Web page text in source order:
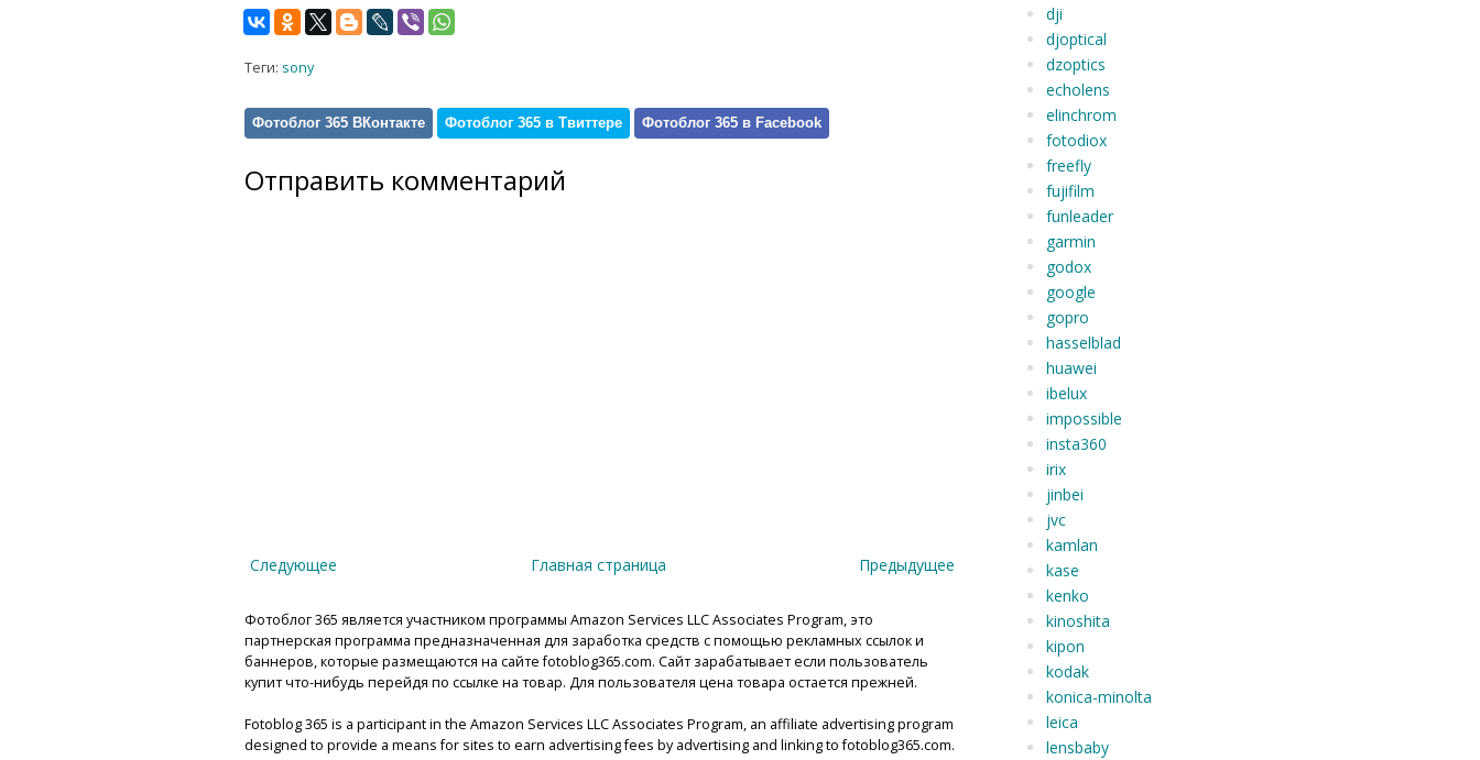
Теги: sony
Фотоблог 365 ВКонтакте Фотоблог 365 в Твиттере Фотоблог 365 в Facebook
Отправить комментарий
Следующее Предыдущее
Главная страница
Фотоблог 365 является участником программы Amazon Services LLC Associates Program, это
партнерская программа предназначенная для заработка средств с помощью рекламных ссылок и
баннеров, которые размещаются на сайте fotoblog365.com. Сайт зарабатывает если пользователь
купит что-нибудь перейдя по ссылке на товар. Для пользователя цена товара остается прежней.
Fotoblog 365 is a participant in the Amazon Services LLC Associates Program, an affiliate advertising program
designed to provide a means for sites to earn advertising fees by advertising and linking to fotoblog365.com.
dji
djoptical
dzoptics
echolens
elinchrom
fotodiox
freefly
fujifilm
funleader
garmin
godox
google
gopro
hasselblad
huawei
ibelux
impossible
insta360
irix
jinbei
jvc
kamlan
kase
kenko
kinoshita
kipon
kodak
konica-minolta
leica
lensbaby